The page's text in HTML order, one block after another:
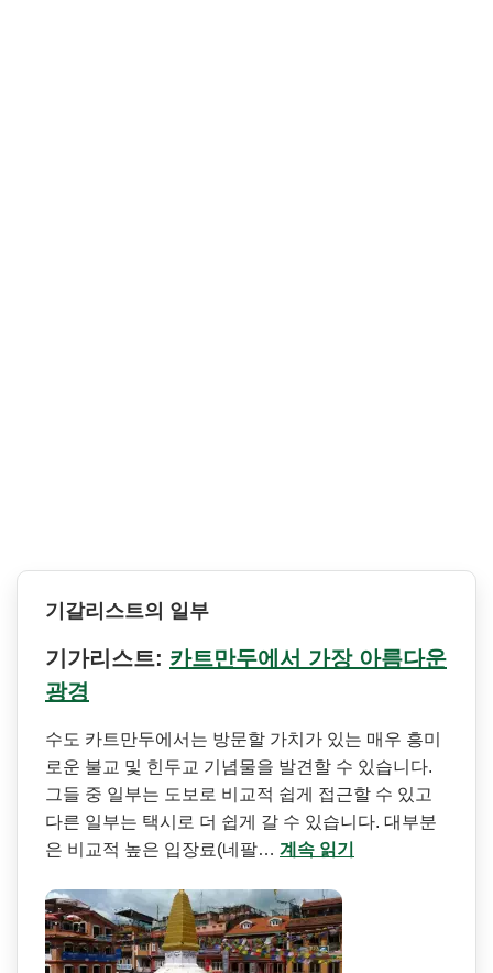
기갈리스트의 일부
기가리스트: 카트만두에서 가장 아름다운
광경
수도 카트만두에서는 방문할 가치가 있는 매우 흥미
로운 불교 및 힌두교 기념물을 발견할 수 있습니다.
그들 중 일부는 도보로 비교적 쉽게 접근할 수 있고
다른 일부는 택시로 더 쉽게 갈 수 있습니다. 대부분
은 비교적 높은 입장료(네팔… 계속 읽기